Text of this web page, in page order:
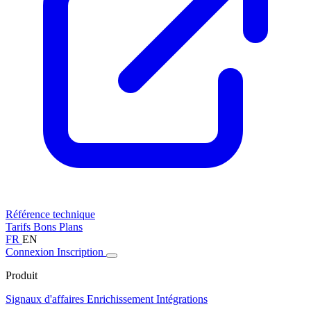
Référence technique
Tarifs Bons Plans
FR EN
Connexion Inscription
Produit
Signaux d'affaires Enrichissement Intégrations